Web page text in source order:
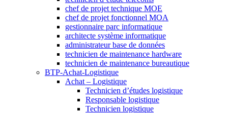
chef de projet technique MOE
chef de projet fonctionnel MOA
gestionnaire parc informatique
architecte système informatique
administrateur base de données
technicien de maintenance hardware
technicien de maintenance bureautique
BTP-Achat-Logistique
Achat – Logistique
Technicien d’études logistique
Responsable logistique
Technicien logistique